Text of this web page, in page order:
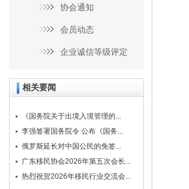
协会通知
会员动态
企业诚信等级评定
相关要闻
《国务院关于出境入境管理的...
李强签署国务院令 公布《国务...
俄罗斯延长对中国公民的免签...
广东移民协会2026年第五次会长...
热烈祝贺2026年移民行业交流会...